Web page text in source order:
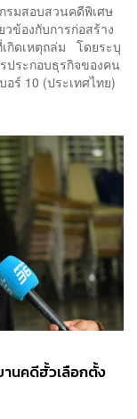
มสอบสวนคดีพิเศษ
ข้องกับการก่อสร้าง
กิดเหตุถล่ม โดยระบุ
ประกอบธุรกิจของคน
ร์ 10 (ประเทศไทย)
านคดีฮั้วเลือกตั้ง